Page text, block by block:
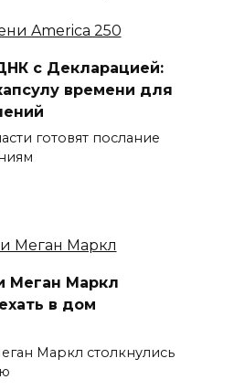
с Декларацией:
времени для
готовят послание
Меган Маркл
в дом
Маркл столкнулись